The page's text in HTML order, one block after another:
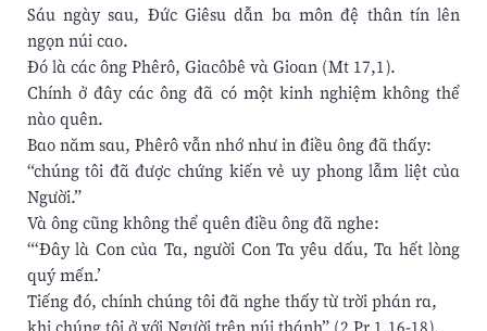
Sáu ngày sau, Đức Giêsu dẫn ba môn đệ thân tín lên
ngọn núi cao.
Đó là các ông Phêrô, Giacôbê và Gioan (Mt 17,1).
Chính ở đây các ông đã có một kinh nghiệm không thể
nào quên.
Bao năm sau, Phêrô vẫn nhớ như in điều ông đã thấy:
“chúng tôi đã được chứng kiến vẻ uy phong lẫm liệt của
Người.”
Và ông cũng không thể quên điều ông đã nghe:
“‘Đây là Con của Ta, người Con Ta yêu dấu, Ta hết lòng
quý mến.’
Tiếng đó, chính chúng tôi đã nghe thấy từ trời phán ra,
khi chúng tôi ở với Người trên núi thánh” (2 Pr 1,16-18).